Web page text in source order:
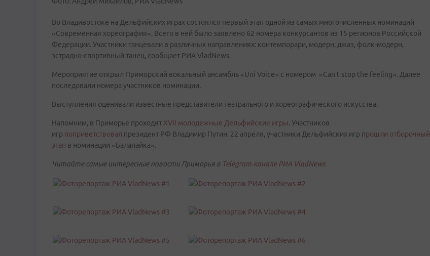
Во Владивостоке на Дельфийских играх состоялся первый этап одной из самых многочисленных номинаций –
«Современная хореография». Всего в ней было заявлено 62 номера конкурсантов из 15 регионов Российской
Федерации. Участники танцевали в различных направлениях: контемпорари, модерн, джаз, фолк-модерн,
эстрадно-спортивный танец, сообщает РИА VladNews.
Мероприятие открыл Приморский вокальный ансамбль «Uni Voice» с номером «Can’t stop the feeling». Далее
последовали номера участников номинации.
Выступления оценивали известные представители театрального и хореографического искусства.
Напомним, в Приморье проходят XVII молодежные Дельфийские игры. Участников
игр поприветствовал президент РФ Владимир Путин. 22 апреля, участники Дельфийских игр прошли отборочный
этап в номинации «Балалайка».
Читайте самые интересные новости Приморья в Telegram-канале РИА VladNews